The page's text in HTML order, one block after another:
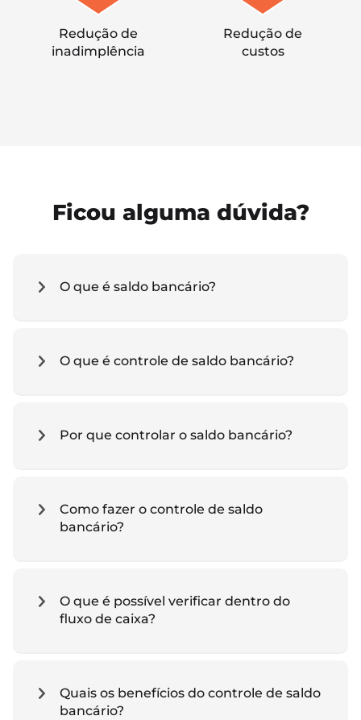
Redução de
inadimplência
Redução de
custos
Ficou alguma dúvida?
O que é saldo bancário?
O que é controle de saldo bancário?
Por que controlar o saldo bancário?
Como fazer o controle de saldo
bancário?
O que é possível verificar dentro do
fluxo de caixa?
Quais os benefícios do controle de saldo
bancário?